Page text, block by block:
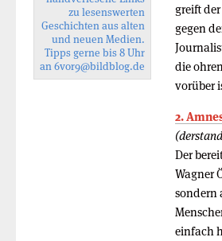
greift
gegen
die
vorüber
2.
Der
Wagner
sondern
einfach
zu lesenswerten
Geschichten aus alten
und neuen Medien.
Tipps gerne bis 8 Uhr
an6vor9@bildblog.de